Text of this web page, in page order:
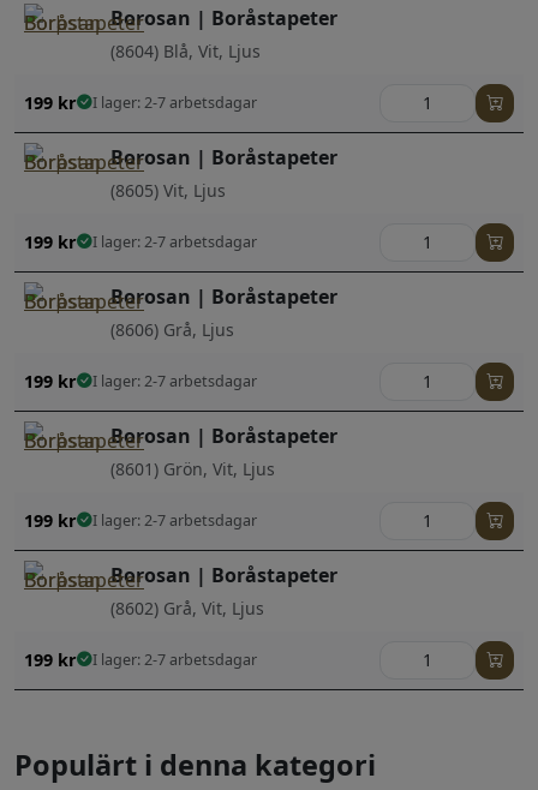
Borosan | Boråstapeter
(8604) Blå, Vit, Ljus
199 kr I lager: 2-7 arbetsdagar
Borosan | Boråstapeter
(8605) Vit, Ljus
199 kr I lager: 2-7 arbetsdagar
Borosan | Boråstapeter
(8606) Grå, Ljus
199 kr I lager: 2-7 arbetsdagar
Borosan | Boråstapeter
(8601) Grön, Vit, Ljus
199 kr I lager: 2-7 arbetsdagar
Borosan | Boråstapeter
(8602) Grå, Vit, Ljus
199 kr I lager: 2-7 arbetsdagar
Populärt i denna kategori